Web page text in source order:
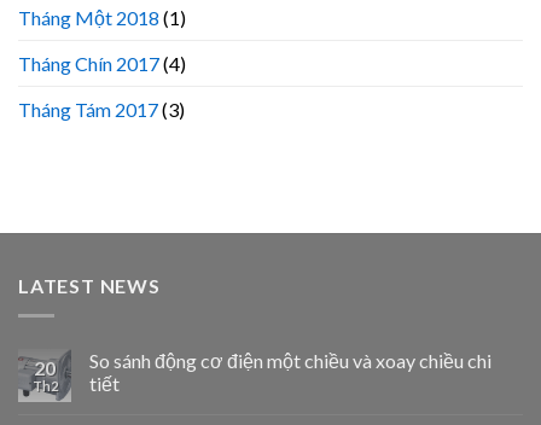
Tháng Một 2018 (1)
Tháng Chín 2017(4)
Tháng Tám 2017(3)
LATEST NEWS
20
Th2
So sánh động cơ điện một chiều và xoay chiều chi
tiết